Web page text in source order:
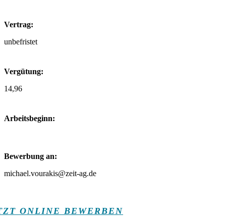
Vertrag:
unbefristet
Vergütung:
14,96
Arbeitsbeginn:
Bewerbung an:
michael.vourakis@zeit-ag.de
ONLINE BEWERBEN